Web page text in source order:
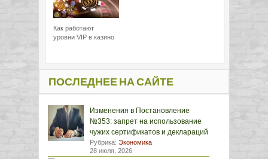
Как работают
уровни VIP в казино
ПОСЛЕДНЕЕ НА САЙТЕ
Изменения в Постановление
№353: запрет на использование
чужих сертификатов и деклараций
Рубрика: Экономика
28 июля, 2026